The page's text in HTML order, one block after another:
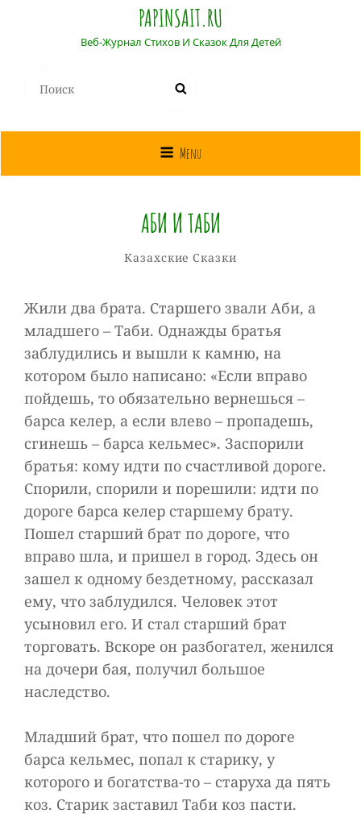
PAPINSAIT.RU
Веб-Журнал Стихов И Сказок Для Детей
Menu
АБИ И ТАБИ
Рубрики
Казахские СказкиОт
Собиратель
Жили два брата. Старшего звали Аби, а
младшего – Таби. Однажды братья
заблудились и вышли к камню, на
котором было написано: «Если вправо
пойдешь, то обязательно вернешься –
барса келер, а если влево – пропадешь,
сгинешь – барса кельмес». Заспорили
братья: кому идти по счастливой дороге.
Спорили, спорили и порешили: идти по
дороге барса келер старшему брату.
Пошел старший брат по дороге, что
вправо шла, и пришел в город. Здесь он
зашел к одному бездетному, рассказал
ему, что заблудился. Человек этот
усыновил его. И стал старший брат
торговать. Вскоре он разбогател, женился
на дочери бая, получил большое
наследство.
Младший брат, что пошел по дороге
барса кельмес, попал к старику, у
которого и богатства-то – старуха да пять
коз. Старик заставил Таби коз пасти.